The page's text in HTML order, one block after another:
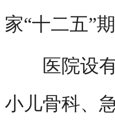
家“十二五”
医院设有
小儿骨科、